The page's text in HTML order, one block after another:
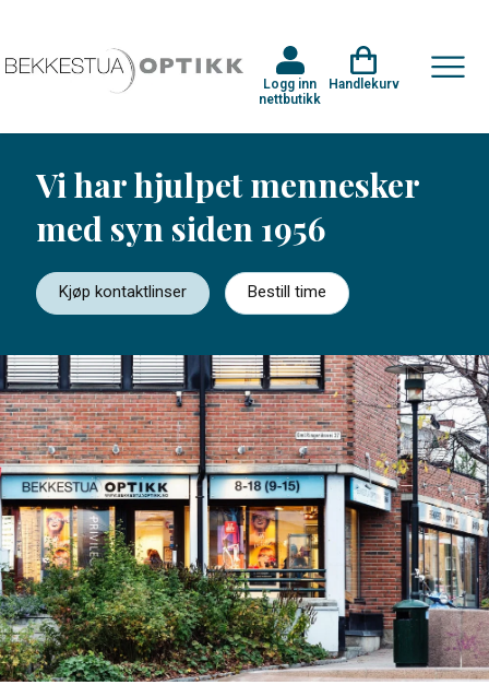
Logg inn
nettbutikk
Handlekurv
Vi har hjulpet mennesker
med syn siden 1956
Kjøp kontaktlinser Bestill time